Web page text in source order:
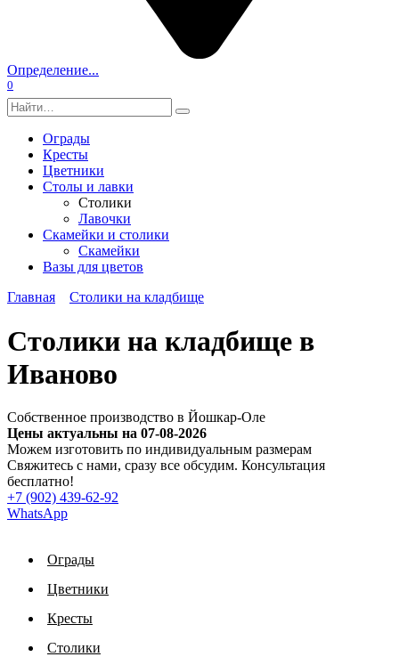
Определение...
0
Search
for:
Ограды
Кресты
Цветники
Столы и лавки
Столики
Лавочки
Скамейки и столики
Скамейки
Вазы для цветов
Главная
Столики на кладбище
Столики на кладбище в
Иваново
Собственное производство в Йошкар-Оле
Цены актуальны на 07-08-2026
Можем изготовить по индивидуальным размерам
Cвяжитесь с нами, сразу все обсудим. Консультация
бесплатно!
+7 (902) 439-62-92
WhatsApp
Ограды
Цветники
Кресты
Столики